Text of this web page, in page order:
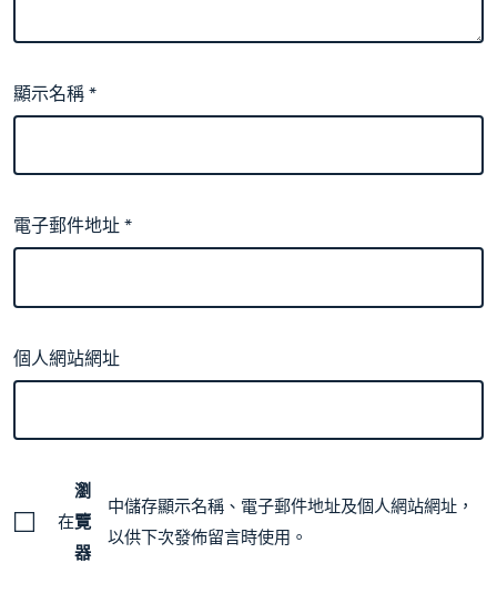
顯示名稱*
電子郵件地址*
個人網站網址
在
瀏
覽
器
中儲存顯示名稱、電子郵件地址及個人網站網址，
以供下次發佈留言時使用。